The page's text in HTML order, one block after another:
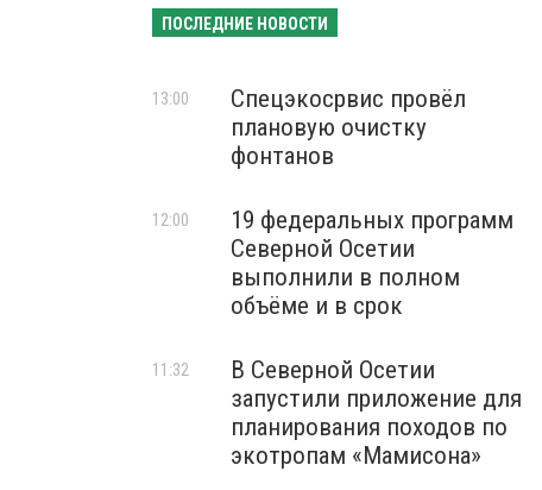
ПОСЛЕДНИЕ НОВОСТИ
Спецэкосрвис провёл
плановую очистку
фонтанов
13:00
19 федеральных программ
Северной Осетии
выполнили в полном
объёме и в срок
12:00
В Северной Осетии
запустили приложение для
планирования походов по
экотропам «Мамисона»
11:32